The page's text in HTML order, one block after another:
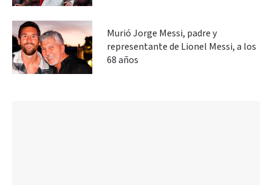
Murió Jorge Messi, padre y
representante de Lionel Messi, a los
68 años